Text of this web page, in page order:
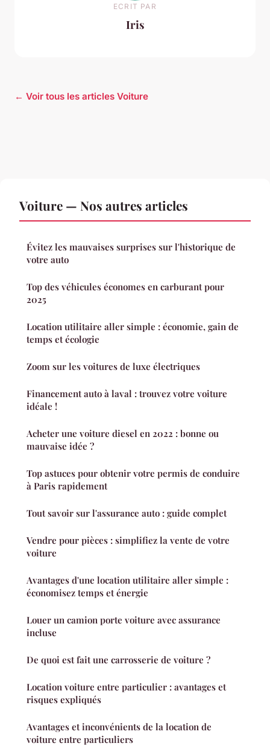
ECRIT PAR
Iris
← Voir tous les articles Voiture
Voiture — Nos autres articles
Évitez les mauvaises surprises sur l'historique de
votre auto
Top des véhicules économes en carburant pour
2025
Location utilitaire aller simple : économie, gain de
temps et écologie
Zoom sur les voitures de luxe électriques
Financement auto à laval : trouvez votre voiture
idéale !
Acheter une voiture diesel en 2022 : bonne ou
mauvaise idée ?
Top astuces pour obtenir votre permis de conduire
à Paris rapidement
Tout savoir sur l'assurance auto : guide complet
Vendre pour pièces : simplifiez la vente de votre
voiture
Avantages d'une location utilitaire aller simple :
économisez temps et énergie
Louer un camion porte voiture avec assurance
incluse
De quoi est fait une carrosserie de voiture ?
Location voiture entre particulier : avantages et
risques expliqués
Avantages et inconvénients de la location de
voiture entre particuliers